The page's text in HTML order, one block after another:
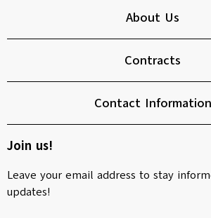
About Us
Contracts
Contact Information
Join us!
Leave your email address to stay
updates!